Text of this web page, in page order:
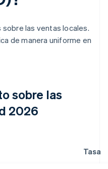
las ventas locales.
de manera uniforme en
sobre las
2026
Tasa